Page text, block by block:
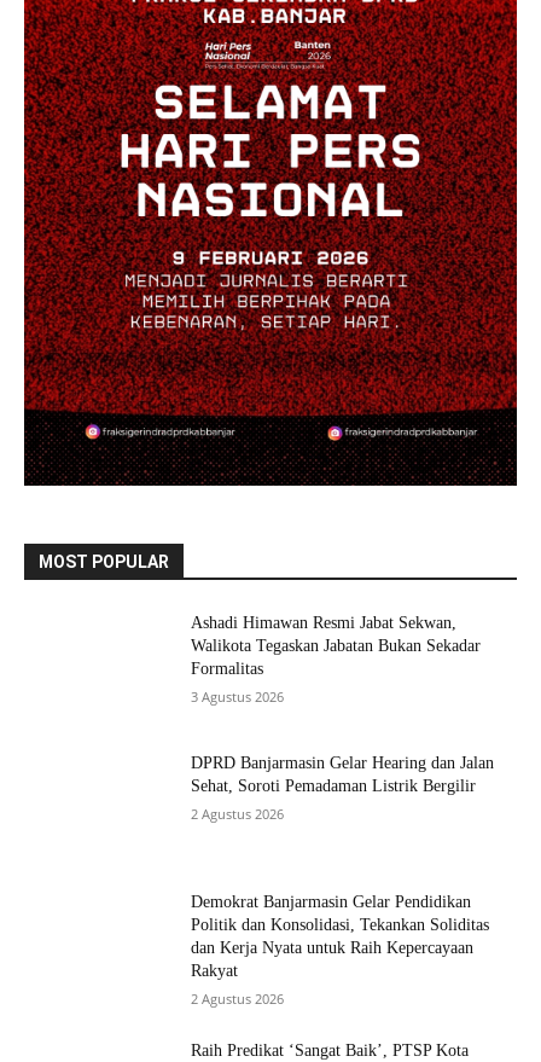
MOST POPULAR
Ashadi Himawan Resmi Jabat Sekwan,
Walikota Tegaskan Jabatan Bukan Sekadar
Formalitas
3 Agustus 2026
DPRD Banjarmasin Gelar Hearing dan Jalan
Sehat, Soroti Pemadaman Listrik Bergilir
2 Agustus 2026
Demokrat Banjarmasin Gelar Pendidikan
Politik dan Konsolidasi, Tekankan Soliditas
dan Kerja Nyata untuk Raih Kepercayaan
Rakyat
2 Agustus 2026
Raih Predikat ‘Sangat Baik’, PTSP Kota